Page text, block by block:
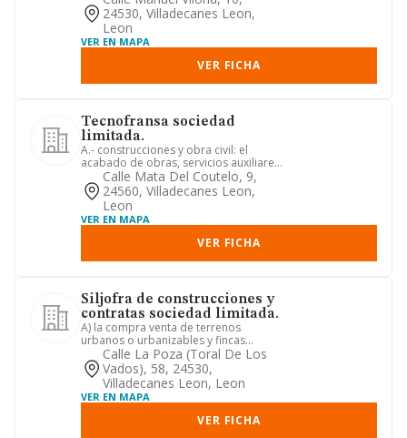
24530, Villadecanes Leon,
Leon
VER EN MAPA
VER FICHA
Tecnofransa sociedad
limitada.
A.- construcciones y obra civil: el
acabado de obras, servicios auxiliares
de la construccion y dra...
Calle Mata Del Coutelo, 9,
24560, Villadecanes Leon,
Leon
VER EN MAPA
VER FICHA
Siljofra de construcciones y
contratas sociedad limitada.
A) la compra venta de terrenos
urbanos o urbanizables y fincas
rusticas o urbanas, para su ulterior...
Calle La Poza (toral De Los
Vados), 58, 24530,
Villadecanes Leon, Leon
VER EN MAPA
VER FICHA